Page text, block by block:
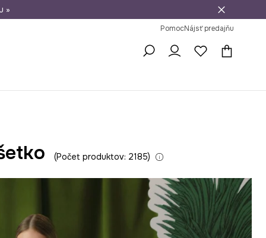
tovaru
»
PomocNájsť predajňu
Počet produktov: 2185